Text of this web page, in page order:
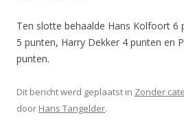
Ten slotte behaalde Hans Kolfoort 6
5 punten, Harry Dekker 4 punten en
punten.
Dit bericht werd geplaatst in Zonder
door Hans Tangelder.